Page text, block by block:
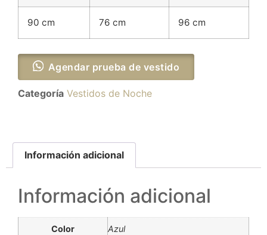
90 cm 76 cm 96 cm
Agendar prueba de vestido
Categoría Vestidos de Noche
Información adicional
Información adicional
Color Azul